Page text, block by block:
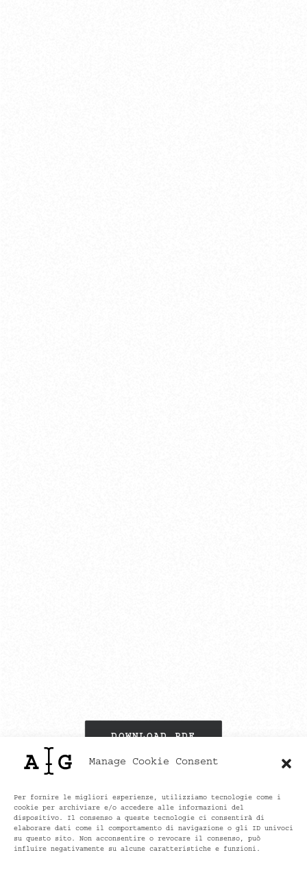
Manage Cookie Consent
Per fornire le migliori esperienze, utilizziamo tecnologie come i
cookie per archiviare e/o accedere alle informazioni del
dispositivo. Il consenso a queste tecnologie ci consentirà di
elaborare dati come il comportamento di navigazione o gli ID univoci
su questo sito. Non acconsentire o revocare il consenso, può
influire negativamente su alcune caratteristiche e funzioni.
DOWNLOAD PDF
ATTIVITÀ